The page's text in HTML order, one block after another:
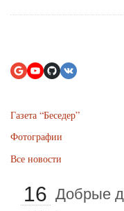
Газета “Беседер”
Фотографии
Все новости
16 Добрые